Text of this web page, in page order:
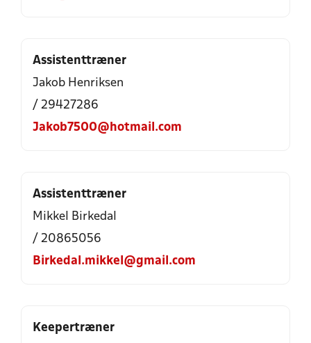
Assistenttræner
Jakob Henriksen
/ 29427286
Jakob7500@hotmail.com
Assistenttræner
Mikkel Birkedal
/ 20865056
Birkedal.mikkel@gmail.com
Keepertræner